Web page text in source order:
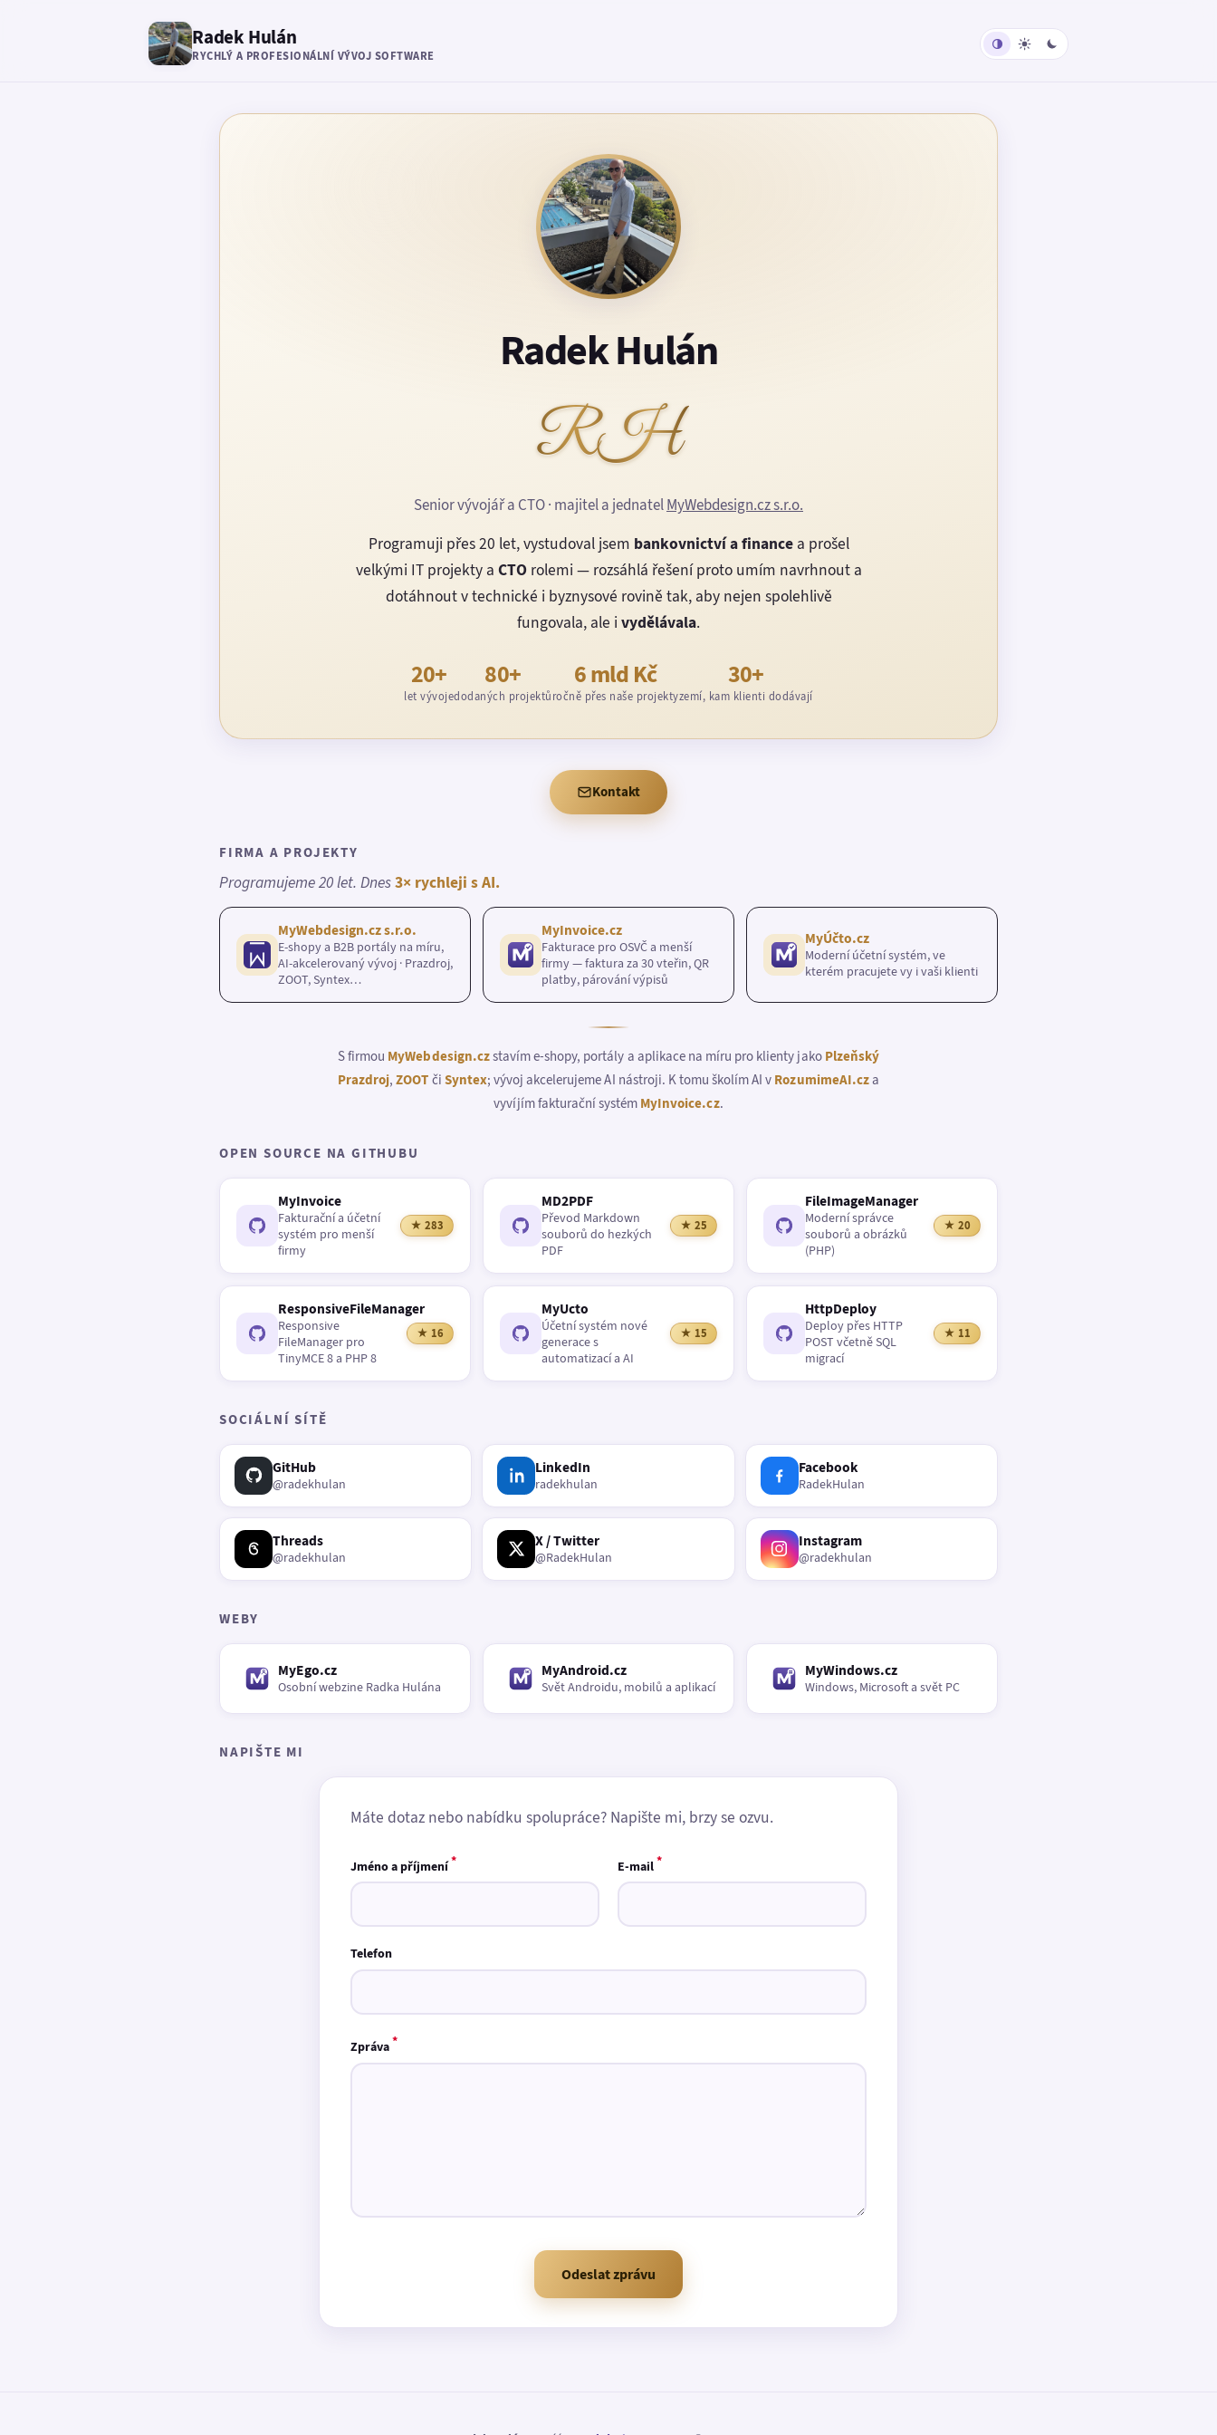
Radek Hulán
RYCHLÝ A PROFESIONÁLNÍ VÝVOJ SOFTWARE
Radek Hulán
RH
Senior vývojář a CTO · majitel a jednatelMyWebdesign.cz s.r.o.
Programuji přes 20 let, vystudoval jsem bankovnictví a financea prošel
velkými IT projekty a CTOrolemi — rozsáhlá řešení proto umím navrhnout a
dotáhnout v technické i byznysové rovině tak, aby nejen spolehlivě
fungovala, ale i vydělávala.
20+
let vývoje
80+
dodaných projektů
6 mld Kč
ročně přes naše projekty
30+
zemí, kam klienti dodávají
Kontakt
FIRMA A PROJEKTY
Programujeme 20 let. Dnes3× rychleji s AI.
MyWebdesign.cz s.r.o.
E-shopy a B2B portály na míru,
AI-akcelerovaný vývoj · Prazdroj,
ZOOT, Syntex…
MyInvoice.cz
Fakturace pro OSVČ a menší
firmy — faktura za 30 vteřin, QR
platby, párování výpisů
MyÚčto.cz
Moderní účetní systém, ve
kterém pracujete vy i vaši klienti
S firmou MyWebdesign.czstavím e-shopy, portály a aplikace na míru pro klienty jako Plzeňský
Prazdroj,ZOOT či Syntex; vývoj akcelerujeme AI nástroji. K tomu školím AI v RozumimeAI.cza
vyvíjím fakturační systém MyInvoice.cz.
OPEN SOURCE NA GITHUBU
MyInvoice
Fakturační a účetní
systém pro menší
firmy
★ 283
MD2PDF
Převod Markdown
souborů do hezkých
PDF
★ 25
FileImageManager
Moderní správce
souborů a obrázků
(PHP)
★ 20
ResponsiveFileManager
Responsive
FileManager pro
TinyMCE 8 a PHP 8
★ 16
MyUcto
Účetní systém nové
generace s
automatizací a AI
★ 15
HttpDeploy
Deploy přes HTTP
POST včetně SQL
migrací
★ 11
SOCIÁLNÍ SÍTĚ
GitHub
@radekhulan
LinkedIn
radekhulan
Facebook
RadekHulan
Threads
@radekhulan
X / Twitter
@RadekHulan
Instagram
@radekhulan
WEBY
MyEgo.cz
Osobní webzine Radka Hulána
MyAndroid.cz
Svět Androidu, mobilů a aplikací
MyWindows.cz
Windows, Microsoft a svět PC
NAPIŠTE MI
Máte dotaz nebo nabídku spolupráce? Napište mi, brzy se ozvu.
Jméno a příjmení* E-mail*
Telefon
Zpráva*
Odeslat zprávu